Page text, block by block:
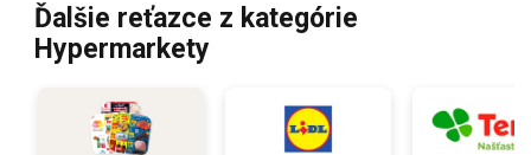
Ďalšie reťazce z kategórie
Hypermarkety